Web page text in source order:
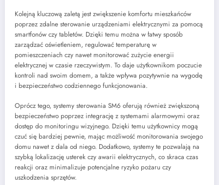
Kolejną kluczową zaletą jest zwiększenie komfortu mieszkańców
poprzez zdalne sterowanie urządzeniami elektrycznymi za pomocą
smartfonów czy tabletów. Dzięki temu można w łatwy sposób
zarządzać oświetleniem, regulować temperaturę w
pomieszczeniach czy nawet monitorować zużycie energii
elektrycznej w czasie rzeczywistym. To daje użytkownikom poczucie
kontroli nad swoim domem, a także wpływa pozytywnie na wygodę
i bezpieczeństwo codziennego funkcjonowania.
Oprócz tego, systemy sterowania SM6 oferują również zwiększoną
bezpieczeństwo poprzez integrację z systemami alarmowymi oraz
dostęp do monitoringu wizyjnego. Dzięki temu użytkownicy mogą
czuć się bardziej pewnie, mając możliwość monitorowania swojego
domu nawet z dala od niego. Dodatkowo, systemy te pozwalają na
szybką lokalizację usterek czy awarii elektrycznych, co skraca czas
reakcji oraz minimalizuje potencjalne ryzyko pożaru czy
uszkodzenia sprzętów.